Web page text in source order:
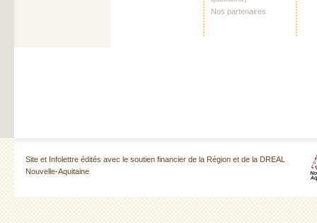
Nos partenaires
Site et Infolettre édités avec le soutien financier de la Région et de la DREAL
Nouvelle-Aquitaine